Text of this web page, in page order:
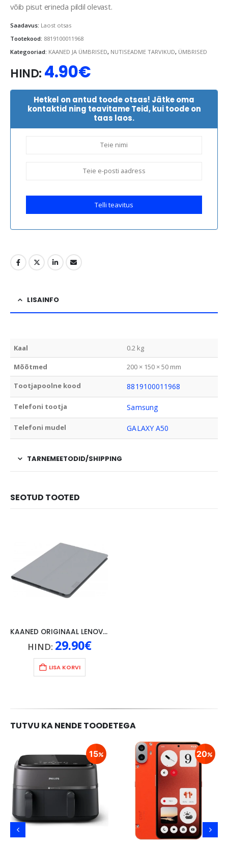
võib pisut erineda pildil olevast.
Saadavus: Laost otsas
Tootekood: 8819100011968
Kategooriad: KAANED JA ÜMBRISED, NUTISEADME TARVIKUD, ÜMBRISED
HIND: 4.90€
Hetkel on antud toode otsas! Jätke oma
kontaktid ning teavitame Teid, kui toode on
taas laos.
Telli teavitus
LISAINFO
Kaal 0.2 kg
Mõõtmed 200 × 150 × 50 mm
Tootjapoolne kood 8819100011968
Telefoni tootja Samsung
Telefoni mudel GALAXY A50
TARNEMEETODID/SHIPPING
SEOTUD TOOTED
KAANED ORIGINAAL LENOVO TAB 4 10″, HALL
HIND: 29.90€
LISA KORVI
TUTVU KA NENDE TOODETEGA
15 20